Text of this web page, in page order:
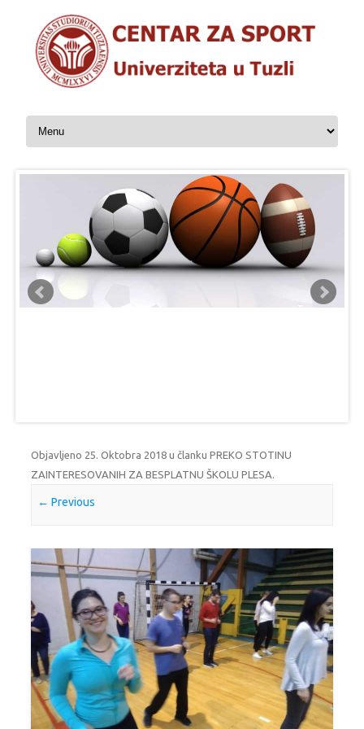
Skip to content
Objavljeno 25. Oktobra 2018 u članku PREKO STOTINU
ZAINTERESOVANIH ZA BESPLATNU ŠKOLU PLESA
← Previous